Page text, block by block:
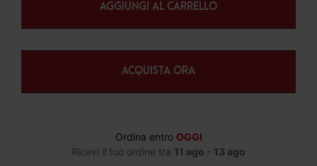
AGGIUNGI AL CARRELLO
ACQUISTA ORA
Ordina entro OGGI
Ricevi il tuo ordine tra 11 ago - 13 ago